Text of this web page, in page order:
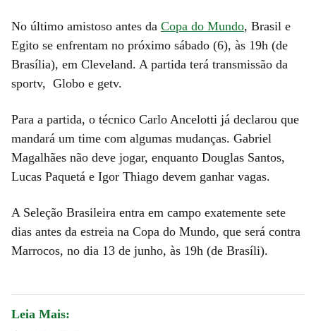
No último amistoso antes da Copa do Mundo, Brasil e
Egito se enfrentam no próximo sábado (6), às 19h (de
Brasília), em Cleveland. A partida terá transmissão da
sportv, Globo e getv.
Para a partida, o técnico Carlo Ancelotti já declarou que
mandará um time com algumas mudanças. Gabriel
Magalhães não deve jogar, enquanto Douglas Santos,
Lucas Paquetá e Igor Thiago devem ganhar vagas.
A Seleção Brasileira entra em campo exatemente sete
dias antes da estreia na Copa do Mundo, que será contra
Marrocos, no dia 13 de junho, às 19h (de Brasíli).
Leia Mais: